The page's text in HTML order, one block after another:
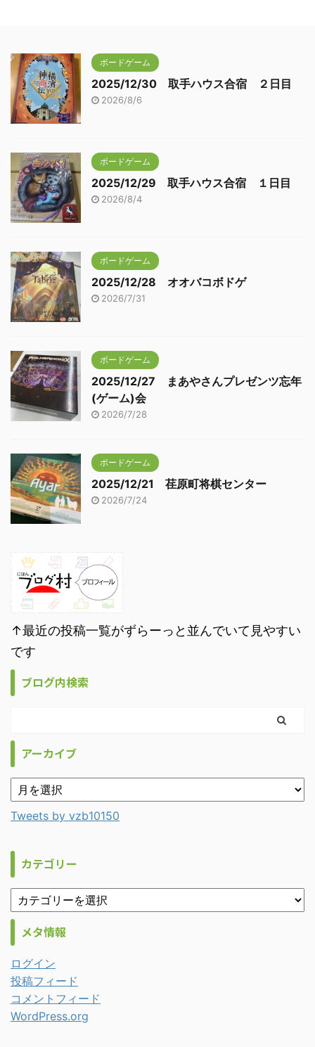
ボードゲーム
2025/12/30 取手ハウス合宿 ２日目
2026/8/6
ボードゲーム
2025/12/29 取手ハウス合宿 １日目
2026/8/4
ボードゲーム
2025/12/28 オオバコボドゲ
2026/7/31
ボードゲーム
2025/12/27 まあやさんプレゼンツ忘年
(ゲーム)会
2026/7/28
ボードゲーム
2025/12/21 荏原町将棋センター
2026/7/24
↑最近の投稿一覧がずらーっと並んでいて見やすい
です
ブログ内検索
アーカイブ
Tweets by vzb10150
カテゴリー
メタ情報
ログイン
投稿フィード
コメントフィード
WordPress.org